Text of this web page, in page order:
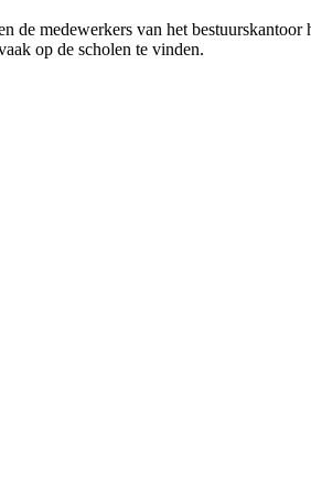
de medewerkers van het
op de scholen te vinden.